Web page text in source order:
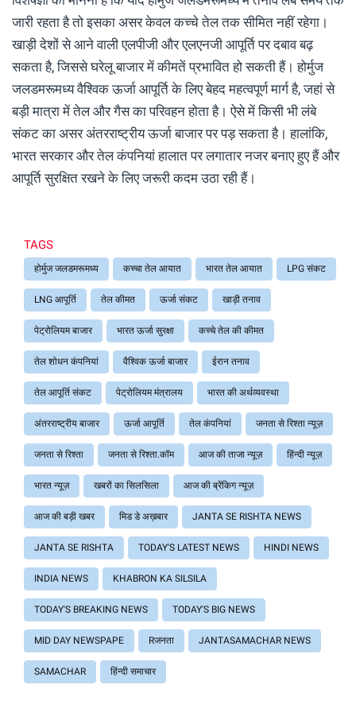
जारी रहता है तो इसका असर केवल कच्चे तेल तक सीमित नहीं रहेगा।
खाड़ी देशों से आने वाली एलपीजी और एलएनजी आपूर्ति पर दबाव बढ़
सकता है, जिससे घरेलू बाजार में कीमतें प्रभावित हो सकती हैं। होर्मुज
जलडमरूमध्य वैश्विक ऊर्जा आपूर्ति के लिए बेहद महत्वपूर्ण मार्ग है, जहां से
बड़ी मात्रा में तेल और गैस का परिवहन होता है। ऐसे में किसी भी लंबे
संकट का असर अंतरराष्ट्रीय ऊर्जा बाजार पर पड़ सकता है। हालांकि,
भारत सरकार और तेल कंपनियां हालात पर लगातार नजर बनाए हुए हैं और
आपूर्ति सुरक्षित रखने के लिए जरूरी कदम उठा रही हैं।
TAGS
होर्मुज जलडमरूमध्य कच्चा तेल आयात भारत तेल आयात LPG संकट
LNG आपूर्ति तेल कीमत ऊर्जा संकट खाड़ी तनाव
पेट्रोलियम बाजार भारत ऊर्जा सुरक्षा कच्चे तेल की कीमत
तेल शोधन कंपनियां वैश्विक ऊर्जा बाजार ईरान तनाव
तेल आपूर्ति संकट पेट्रोलियम मंत्रालय भारत की अर्थव्यवस्था
अंतरराष्ट्रीय बाजार ऊर्जा आपूर्ति तेल कंपनियां जनता से रिश्ता न्यूज़
जनता से रिश्ता जनता से रिश्ता.कॉम आज की ताजा न्यूज़ हिंन्दी न्यूज़
भारत न्यूज़ खबरों का सिलसिला आज की ब्रेंकिग न्यूज़
आज की बड़ी खबर मिड डे अख़बार JANTA SE RISHTA NEWS
JANTA SE RISHTA TODAY'S LATEST NEWS HINDI NEWS
INDIA NEWS KHABRON KA SILSILA
TODAY'S BREAKING NEWS TODAY'S BIG NEWS
MID DAY NEWSPAPE Rजनता JANTASAMACHAR NEWS
SAMACHAR हिंन्दी समाचार